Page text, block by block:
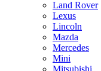
Land Rover
Lexus
Lincoln
Mazda
Mercedes
Mini